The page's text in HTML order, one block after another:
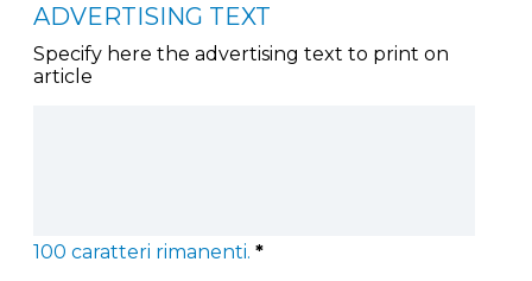
ADVERTISING TEXT
Specify here the advertising text to print on
article
100 caratteri rimanenti. *